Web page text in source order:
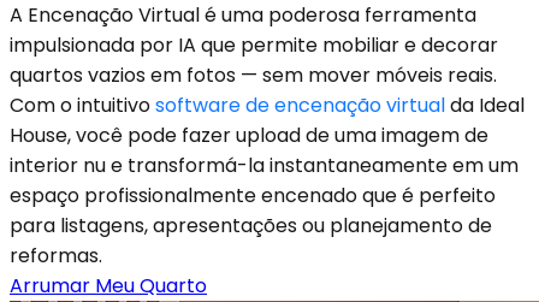
A Encenação Virtual é uma poderosa ferramenta
impulsionada por IA que permite mobiliar e decorar
quartos vazios em fotos — sem mover móveis reais.
Com o intuitivosoftware de encenação virtualda Ideal
House, você pode fazer upload de uma imagem de
interior nu e transformá-la instantaneamente em um
espaço profissionalmente encenado que é perfeito
para listagens, apresentações ou planejamento de
reformas.
Arrumar Meu Quarto